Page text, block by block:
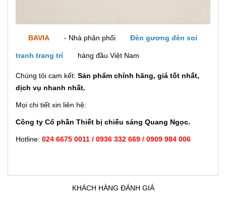
BAVIA - Nhà phân phối Đèn gương đèn soi
tranh trang trí hàng đầu Việt Nam
Chúng tôi cam kết: Sản phẩm chính hãng, giá tốt nhất,
dịch vụ nhanh nhất.
Mọi chi tiết xin liên hệ:
Công ty Cổ phần Thiết bị chiếu sáng Quang Ngọc.
Hotline: 024 6675 0011 / 0936 332 669 / 0909 984 006
KHÁCH HÀNG ĐÁNH GIÁ